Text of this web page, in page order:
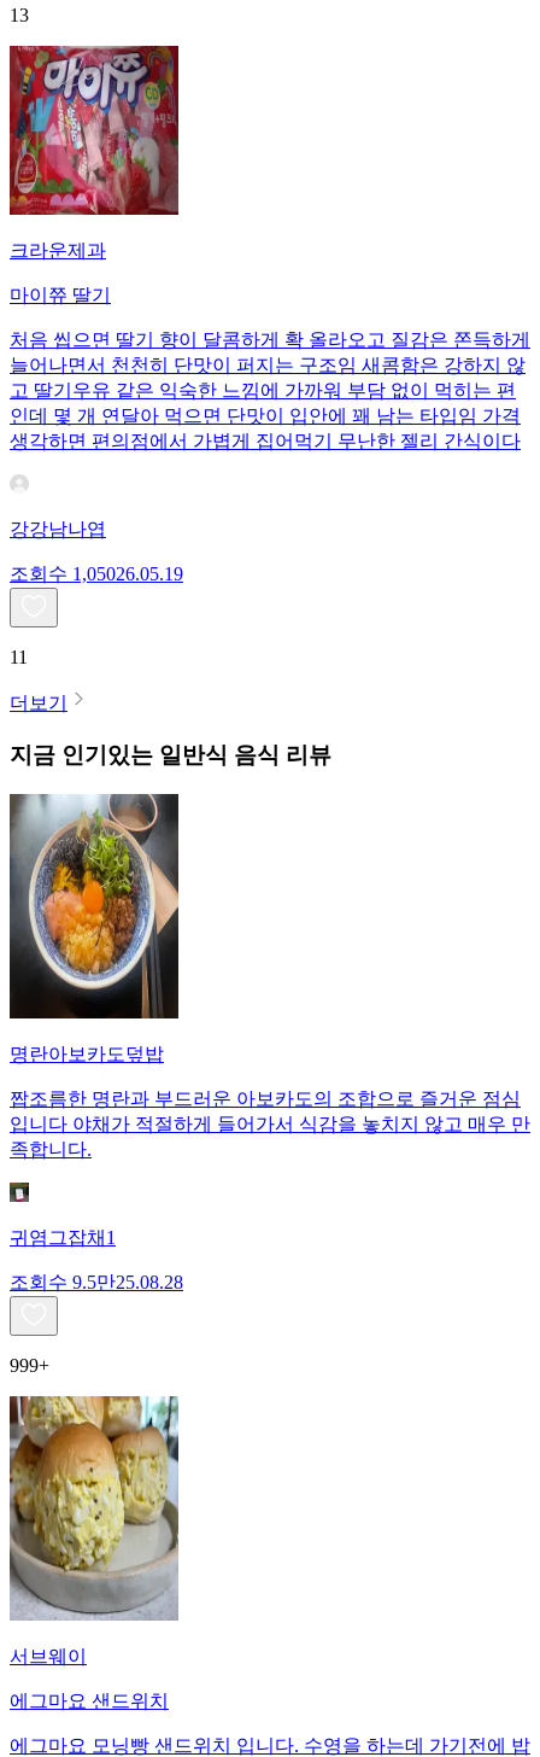
13
크라운제과
마이쮸 딸기
처음 씹으면 딸기 향이 달콤하게 확 올라오고 질감은 쫀득하게
늘어나면서 천천히 단맛이 퍼지는 구조임 새콤함은 강하지 않
고 딸기우유 같은 익숙한 느낌에 가까워 부담 없이 먹히는 편
인데 몇 개 연달아 먹으면 단맛이 입안에 꽤 남는 타입임 가격
생각하면 편의점에서 가볍게 집어먹기 무난한 젤리 간식이다
강강남나엽
조회수 1,05026.05.19
11
더보기
지금 인기있는 일반식 음식 리뷰
명란아보카도덮밥
짭조름한 명란과 부드러운 아보카도의 조합으로 즐거운 점심
입니다 야채가 적절하게 들어가서 식감을 놓치지 않고 매우 만
족합니다.
귀염그잡채1
조회수 9.5만25.08.28
999+
서브웨이
에그마요 샌드위치
에그마요 모닝빵 샌드위치 입니다. 수영을 하는데 가기전에 밥